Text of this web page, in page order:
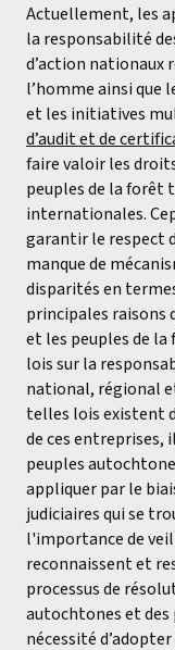
Actuellement, les
la responsabilité
d’action nationaux
l’homme ainsi que
et les initiatives
d’audit et de
faire valoir les
peuples de la forêt
internationales.
garantir le respect
manque de
disparités en
principales raisons
et les peuples de
lois sur la
national, régional
telles lois existent
de ces entreprises,
peuples
appliquer par le
judiciaires qui se
l'importance de
reconnaissent et
processus de
autochtones et des
nécessité